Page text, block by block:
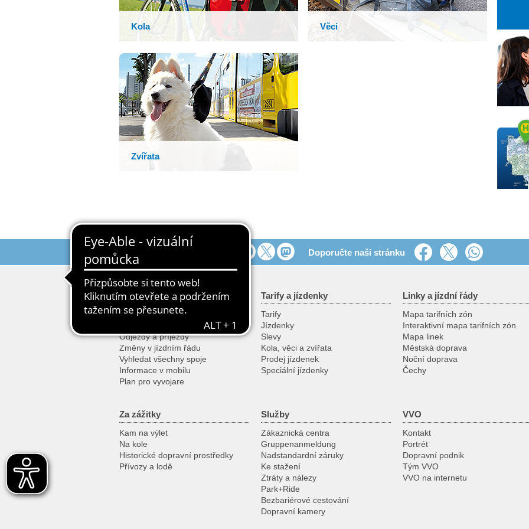
Kola
Zvířata
Věci
26
10 11
17 18
24 25
31 1
Přidejte se k nám Doporučte naši stránku
Jízdní řád
Vyhledat spoj
Vyhledat spoj podle zastávky
Odjezdy a příjezdy
Změny v jízdním řádu
Vyhledat všechny spoje
Informace v mobilu
Plan pro vyvojare
Tarify a jízdenky
Tarify
Jízdenky
Slevy
Kola, věci a zvířata
Prodej jízdenek
Speciální jízdenky
Linky a jízdní řády
Mapa tarifních zón
Interaktivní mapa tarifních zón
Mapa linek
Městská doprava
Noční doprava
Čechy
Za zážitky
Kam na výlet
Na kole
Historické dopravní prostředky
Přívozy a lodě
Služby
Zákaznická centra
Gruppenanmeldung
Nadstandardní záruky
Ke stažení
Ztráty a nálezy
Park+Ride
Bezbariérové cestování
Dopravní kamery
VVO
Kontakt
Portrét
Dopravní podnik
Tým VVO
VVO na internetu